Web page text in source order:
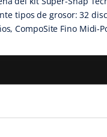
tipos de grosor: 32
CompoSite Fino Midi-